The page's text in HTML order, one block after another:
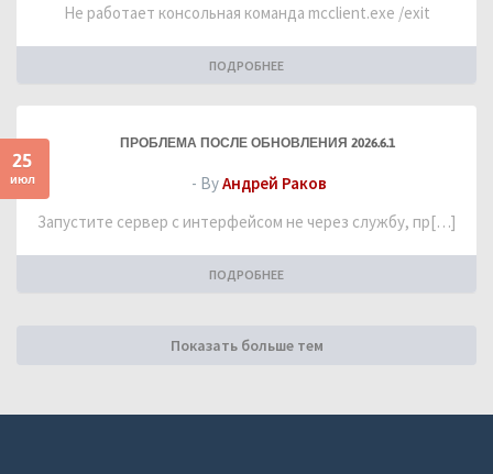
Не работает консольная команда mcclient.exe /exit
ПОДРОБНЕЕ
25
июл
ПРОБЛЕМА ПОСЛЕ ОБНОВЛЕНИЯ 2026.6.1
- ByАндрей Раков
Запустите сервер с интерфейсом не через службу, пр[…]
ПОДРОБНЕЕ
Показать больше тем